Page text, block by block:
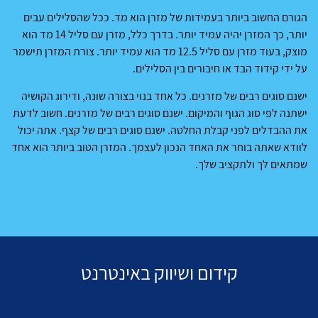
הגורם החשוב ביותר בעמידות של מזרן הוא מד. ככל שהסלילים עבים
יותר, כך המזרן יהיה עמיד יותר. בדרך כלל, מזרן עם סליל 14 מד הוא
מוצק, בעוד מזרן עם סליל 12.5 מד הוא עמיד יותר. צורת המזרן תישמר
על ידי קידוד הבד או חיבורים בין הסלילים.
ישנם סוגים רבים של מזרנים. כל אחד בנוי בצורה שונה, ודירוג הקושיה
ישתנה לפי סוג הגוף והמיקום. ישנם סוגים רבים של מזרנים. חשוב לדעת
את ההבדלים לפני קבלת החלטה. ישנם סוגים רבים של קצף. אתה יכול
לוודא שאתה בוחר את האחד הנכון לעצמך. המזרן הטוב ביותר הוא אחד
שמתאים לך ולתקציב שלך.
קידום ושיווק באינטרנט